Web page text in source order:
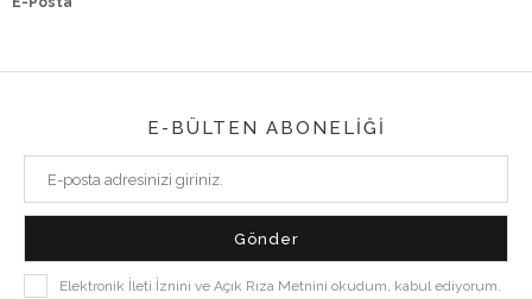
E-BÜLTEN ABONELİĞİ
Elektronik İleti İznini ve Açık Rıza Metnini okudum, kabul ediyorum.